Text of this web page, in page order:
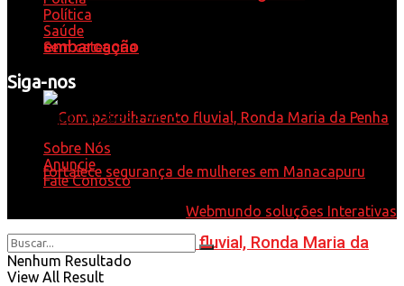
embarcação
Com patrulhamento fluvial, Ronda Maria da
Política
Saúde
Sem categoria
Siga-nos
Whatsapp: 92 98584-9575
Sobre Nós
Anuncie
Fale Conosco
Webmundo soluções Interativas
Nenhum Resultado
View All Result